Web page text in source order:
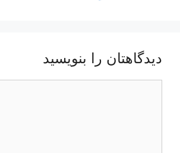
دیدگاهتان را بنویسید